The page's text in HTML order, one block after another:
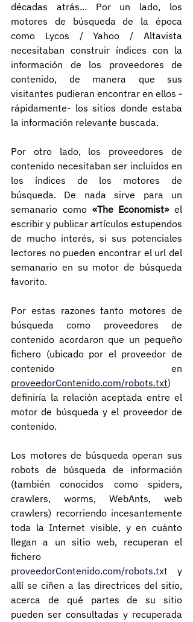
décadas atrás... Por un lado, los
motores de búsqueda de la época
como Lycos / Yahoo / Altavista
necesitaban construir índices con la
información de los proveedores de
contenido, de manera que sus
visitantes pudieran encontrar en ellos -
rápidamente- los sitios donde estaba
la información relevante buscada.
Por otro lado, los proveedores de
contenido necesitaban ser incluidos en
los índices de los motores de
búsqueda. De nada sirve para un
semanario como «The Economist» el
escribir y publicar artículos estupendos
de mucho interés, si sus potenciales
lectores no pueden encontrar el url del
semanario en su motor de búsqueda
favorito.
Por estas razones tanto motores de
búsqueda como proveedores de
contenido acordaron que un pequeño
fichero (ubicado por el proveedor de
proveedorContenido.com/robots.txt)
definiría la relación aceptada entre el
motor de búsqueda y el proveedor de
contenido.
Los motores de búsqueda operan sus
robots de búsqueda de información
(también conocidos como spiders,
crawlers, worms, WebAnts, web
crawlers) recorriendo incesantemente
toda la Internet visible, y en cuánto
llegan a un sitio web, recuperan el
proveedorContenido.com/robots.txt y
allí se ciñen a las directrices del sitio,
acerca de qué partes de su sitio
pueden ser consultadas y recuperada